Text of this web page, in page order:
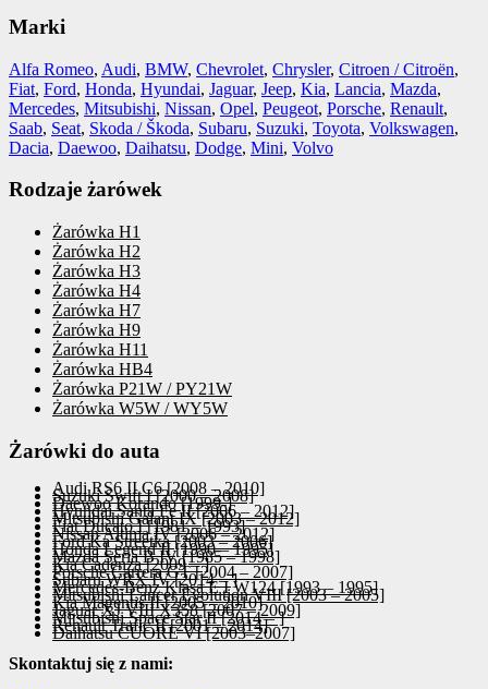
Marki
Alfa Romeo, Audi, BMW, Chevrolet, Chrysler, Citroen / Citroën,
Fiat, Ford, Honda, Hyundai, Jaguar, Jeep, Kia, Lancia, Mazda,
Mercedes, Mitsubishi, Nissan, Opel, Peugeot, Porsche, Renault,
Saab, Seat, Skoda / Škoda, Subaru, Suzuki, Toyota, Volkswagen,
Dacia, Daewoo, Daihatsu, Dodge, Mini, Volvo
Rodzaje żarówek
Żarówka H1
Żarówka H2
Żarówka H3
Żarówka H4
Żarówka H7
Żarówka H9
Żarówka H11
Żarówka HB4
Żarówka P21W / PY21W
Żarówka W5W / WY5W
Żarówki do auta
Audi RS6 II C6 [2008 – 2010]
Suzuki Swift I [2000 – 2008]
Daewoo Korando [1999-]
Hyundai Santa Fe II [2006 – 2012]
Mitsubishi Galant IX [2003 – 2012]
Fiat Ducato I [1981 – 1993]
Nissan Altima IV [2006 – 2012]
Ford Ka Streetka [2003 – 2006]
Honda Legend II [1990 – 1995]
Mazda Seria B IV [1985 – 1998]
Kia Cadenza [2009 – ]
Porsche Carrera GT [2004 – 2007]
Subaru WRX IV [2014 – ]
Mercedes-Benz Klasa E I W124 [1993 – 1995]
Mitsubishi Lancer Evolution VIII [2003 – 2005]
Kia Magentis II [2005 – 2010]
Jaguar XJ VIII X358 [2007 – 2009]
Mitsubishi Space Star II [2014 – ]
Renault Trafic II [2001 – 2014]
Daihatsu CUORE VI [2003–2007]
Skontaktuj się z nami: